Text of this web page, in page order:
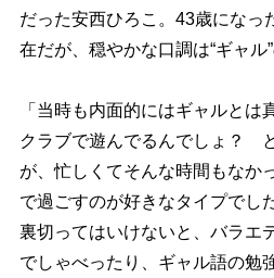
だった安西ひろこ。43歳になっ
在だが、穏やかな口調は“ギャル
「当時も内面的にはギャルとは
クラブで遊んでるんでしょ？
が、忙しくてそんな時間もなか
で過ごすのが好きなタイプでし
裏切ってはいけないと、バラエ
でしゃべったり、ギャル語の勉